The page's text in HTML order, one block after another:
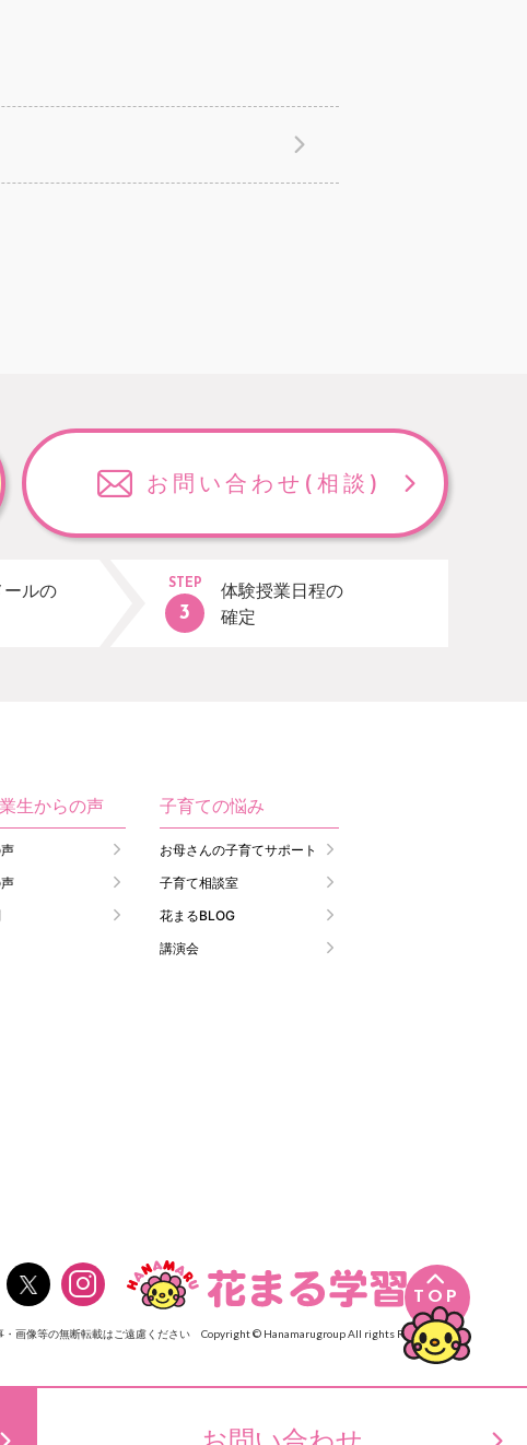
お問い合わせ (相談)
ールの
STEP
体験授業日程の
確定
TOP
生からの声 子育ての悩み
お母さんの子育てサポート
子育て相談室
花まるBLOG
講演会

・画像等の無断転載はご遠慮ください Copyright © Hanamarugroup All rights Reserved.